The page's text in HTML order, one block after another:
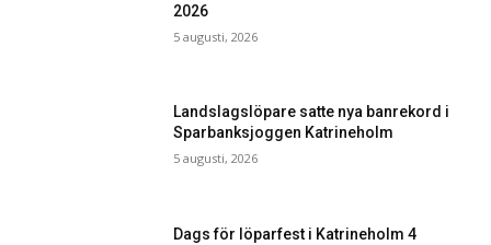
2026
5 augusti, 2026
Landslagslöpare satte nya banrekord i
Sparbanksjoggen Katrineholm
5 augusti, 2026
Dags för löparfest i Katrineholm 4